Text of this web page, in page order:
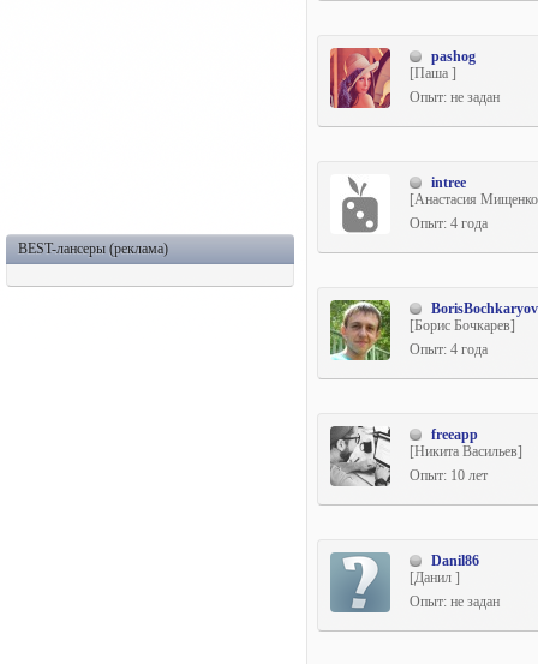
BEST-лансеры (реклама)
pashog
[Паша ]
Опыт: не задан
intree
[Анастасия
Опыт: 4 года
BorisBochkaryov
[Борис Бочкарев]
Опыт: 4 года
freeapp
[Никита Васильев]
Опыт: 10 лет
Danil86
[Данил ]
Опыт: не задан